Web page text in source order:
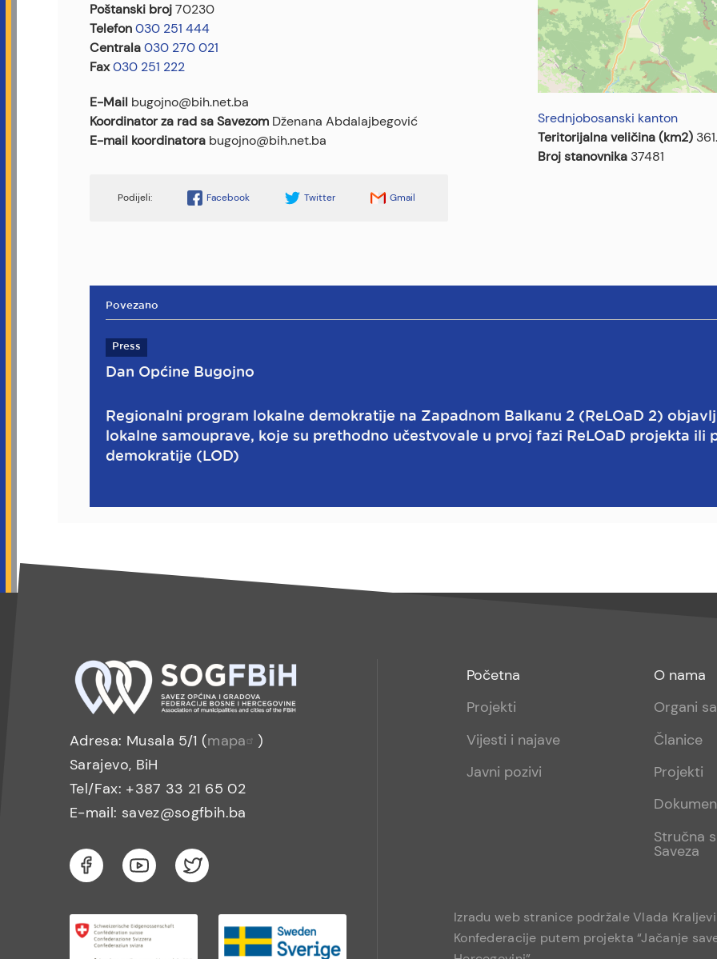
Poštanski broj70230
Telefon030 251 444
Centrala030 270 021
Fax030 251 222
E-Mail bugojno@bih.net.ba
Koordinator za rad sa Savezom Dženana Abdalajbegović
E-mail koordinatora bugojno@bih.net.ba
Facebook Twitter Gmail
Srednjobosanski kanton
Teritorijalna veličina (km2)
Broj stanovnika 37481
Povezano
Press
Dan Općine Bugojno
Regionalni program lokalne demokratije na Zapadnom Balkanu 2 (ReLOaD 2)
lokalne samouprave, koje su prethodno učestvovale u prvoj fazi ReLOaD projekta ili
demokratije (LOD)
Adresa: Musala 5/1 (mapa
)
Sarajevo, BiH
Tel/Fax: +387 33 21 65 02
E-mail: savez@sogfbih.ba
Footer
menu
Početna
Projekti
Vijesti i najave
Javni pozivi
Footer
sub
O nama
Organi
Članice
Projekti
Stručna
Saveza
Izradu web stranice podržale Vlada
Konfederacije putem projekta “Jačanje